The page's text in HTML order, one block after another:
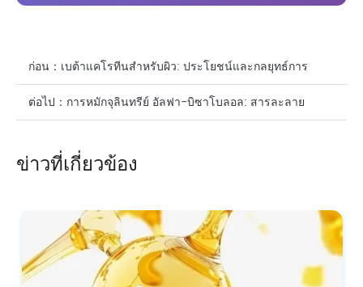
ก่อน： เบต้าแคโรทีนสำหรับผิว: ประโยชน์และกลยุทธ์การ
กำหนดสูตร
ต่อไป： การหมักจุลินทรีย์ อัลฟา-บิซาโบลอล: สารละลาย
ข่าวที่เกี่ยวข้อง